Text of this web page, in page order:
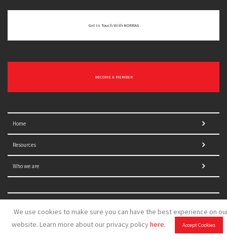
We use cookies to make sure you can have the best experience on
website. Learn more about our privacy policyhere. Accept Cookies
Get In Touch With NORRAG
BECOME A MEMBER
Home
Resources
Who we are
Blog